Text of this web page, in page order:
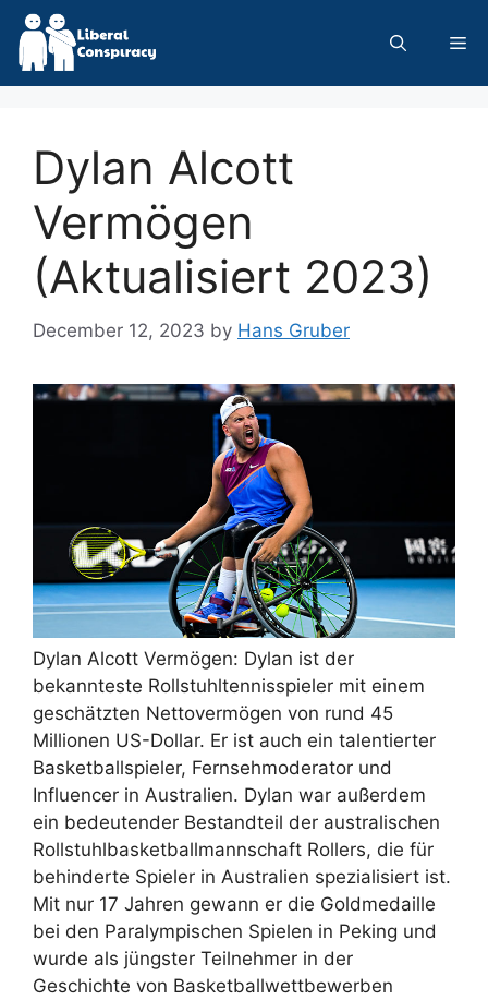
Skip
content
Dylan Alcott
Vermögen
(Aktualisiert 2023)
December 12, 2023 by Hans Gruber
Dylan Alcott Vermögen: Dylan ist der
bekannteste Rollstuhltennisspieler mit einem
geschätzten Nettovermögen von rund 45
Millionen US-Dollar. Er ist auch ein talentierter
Basketballspieler, Fernsehmoderator und
Influencer in Australien. Dylan war außerdem
ein bedeutender Bestandteil der australischen
Rollstuhlbasketballmannschaft Rollers, die für
behinderte Spieler in Australien spezialisiert ist.
Mit nur 17 Jahren gewann er die Goldmedaille
bei den Paralympischen Spielen in Peking und
wurde als jüngster Teilnehmer in der
Geschichte von Basketballwettbewerben